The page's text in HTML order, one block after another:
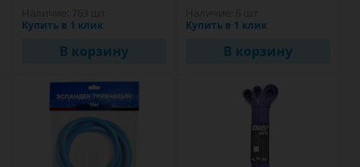
Купить в 1 клик
В корзину
Купить в 1 клик
В корзину